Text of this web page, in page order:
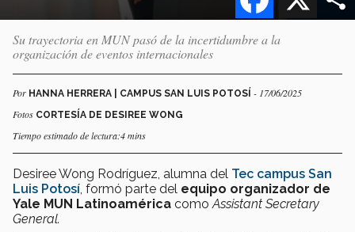
Su trayectoria en MUN pasó de la incertidumbre a la
organización de eventos internacionales
Por HANNA HERRERA | CAMPUS SAN LUIS POTOSÍ - 17/06/2025
Fotos CORTESÍA DE DESIREE WONG
Tiempo estimado de lectura:4 mins
Desiree Wong Rodríguez, alumna del Tec campus San
Luis Potosí , formó parte del equipo organizador de
Yale MUN Latinoamérica como Assistant Secretary
General.